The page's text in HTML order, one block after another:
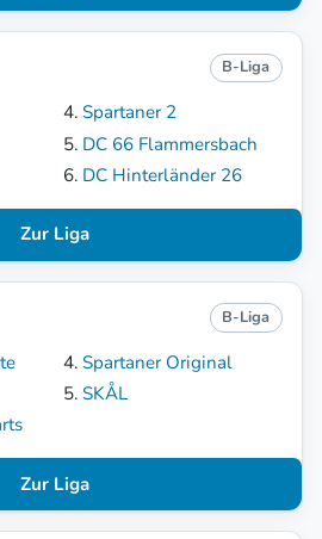
B-Liga
Spartaner 2
DC 66 Flammersbach
DC Hinterländer 26
Zur Liga
B-Liga
Spartaner Original
SKÅL
Zur Liga